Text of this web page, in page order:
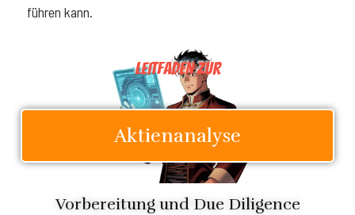
führen kann.
Leitfaden zur
Aktienanalyse
Vorbereitung und Due Diligence